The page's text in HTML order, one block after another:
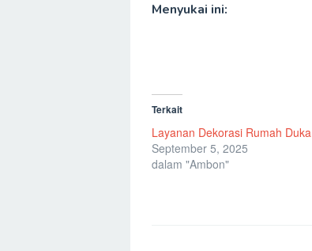
Menyukai ini:
Terkait
Layanan Dekorasi Rumah
September 5, 2025
dalam "Ambon"